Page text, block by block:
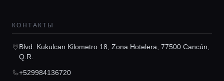
Консьерж сервис
Lifestyle журнал
КОНТАКТЫ
Blvd. Kukulcan Kilometro 18, Zona Hotelera, 77500 Cancún,
Q.R.
+529984136720